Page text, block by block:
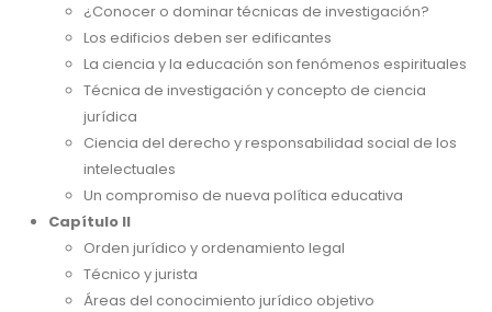
¿Conocer o dominar técnicas de investigación?
Los edificios deben ser edificantes
La ciencia y la educación son fenómenos espirituales
Técnica de investigación y concepto de ciencia
jurídica
Ciencia del derecho y responsabilidad social de los
intelectuales
Un compromiso de nueva política educativa
Capítulo II
Orden jurídico y ordenamiento legal
Técnico y jurista
Áreas del conocimiento jurídico objetivo